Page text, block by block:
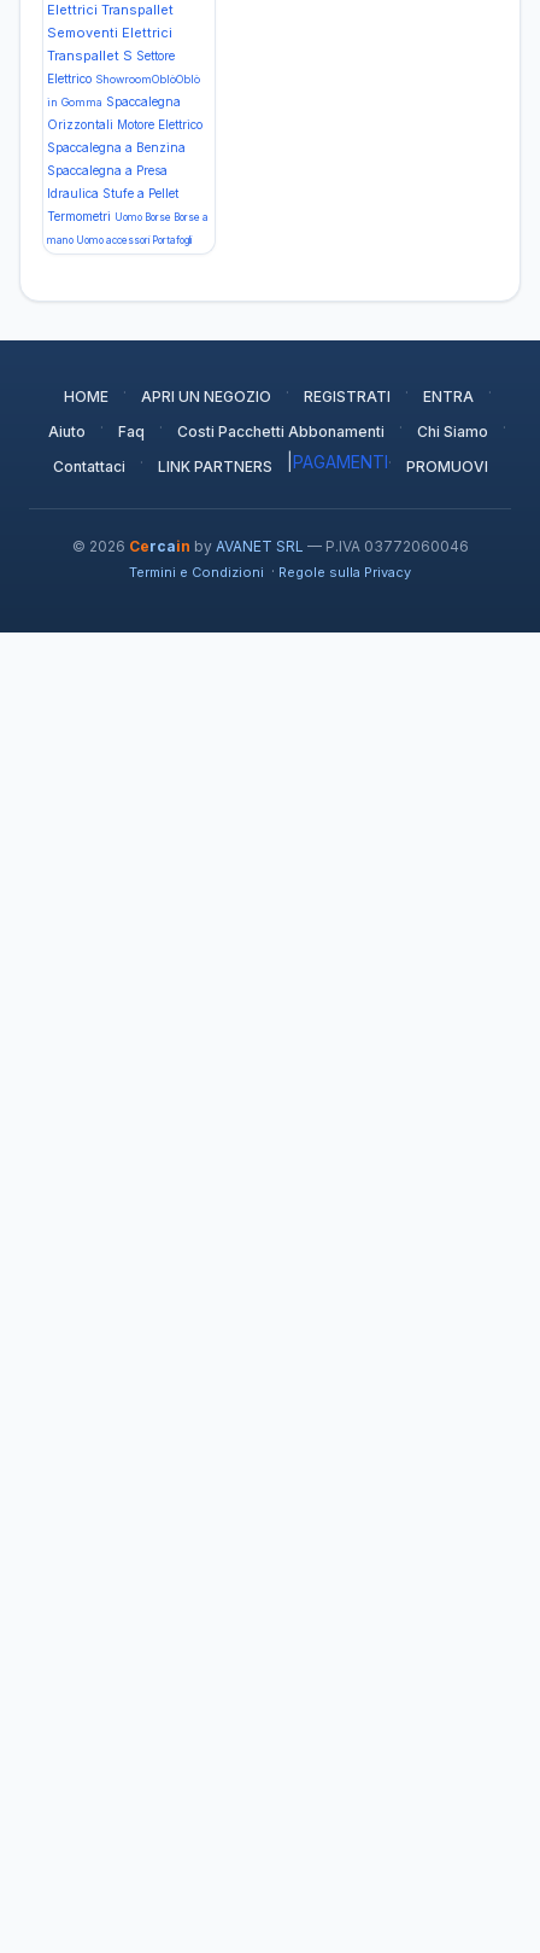
Elettrici Transpallet
Semoventi Elettrici
Transpallet S Settore
Elettrico ShowroomOblòOblò
in Gomma Spaccalegna
Orizzontali Motore Elettrico
Spaccalegna a Benzina
Spaccalegna a Presa
Idraulica Stufe a Pellet
Termometri Uomo Borse Borse a
mano Uomo accessori Portafogli
HOME · APRI UN NEGOZIO · REGISTRATI · ENTRA ·
Aiuto · Faq · Costi Pacchetti Abbonamenti · Chi Siamo ·
Contattaci · LINK PARTNERS PAGAMENTI· PROMUOVI
© 2026 Cercain by AVANET SRL — P.IVA 03772060046
Termini e Condizioni · Regole sulla Privacy